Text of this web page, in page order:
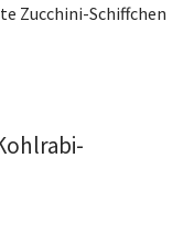
Zucchini-Schiffchen